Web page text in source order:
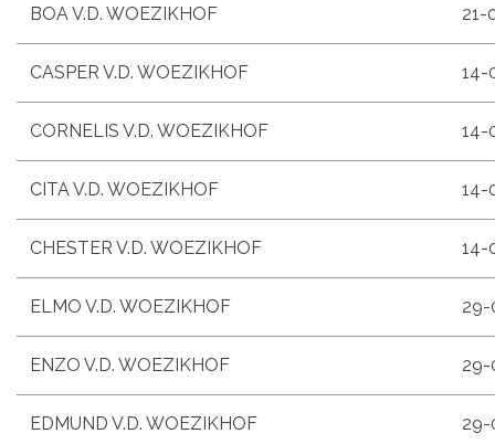
BOA V.D. WOEZIKHOF 21-
CASPER V.D. WOEZIKHOF 14-
CORNELIS V.D. WOEZIKHOF 14-
CITA V.D. WOEZIKHOF 14-
CHESTER V.D. WOEZIKHOF 14-
ELMO V.D. WOEZIKHOF 29-
ENZO V.D. WOEZIKHOF 29-
EDMUND V.D. WOEZIKHOF 29-